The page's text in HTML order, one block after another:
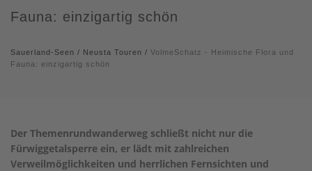
Fauna: einzigartig schön
Sauerland-Seen / Neusta Touren / VolmeSchatz - Heimische Flora und
Fauna: einzigartig schön
Der Themenrundwanderweg schließt nicht nur die
Fürwiggetalsperre ein, er lädt mit zahlreichen
Verweilmöglichkeiten und herrlichen Fernsichten und